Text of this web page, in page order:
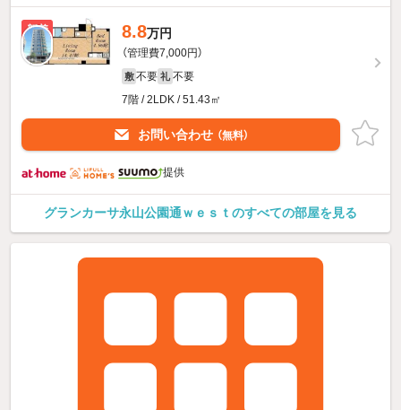
新着 8.8万円
（管理費7,000円）
敷 不要 礼 不要
7階 / 2LDK / 51.43㎡
お問い合わせ （無料）
提供
グランカーサ永山公園通ｗｅｓｔのすべての部屋を見る